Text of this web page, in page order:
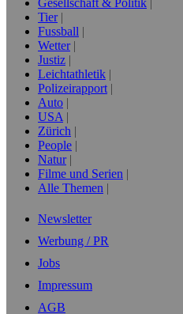
Gesellschaft & Politik
Tier
Fussball
Wetter
Justiz
Leichtathletik
Polizeirapport
Auto
USA
Zürich
People
Natur
Filme und Serien
Alle Themen
Newsletter
Werbung / PR
Jobs
Impressum
AGB